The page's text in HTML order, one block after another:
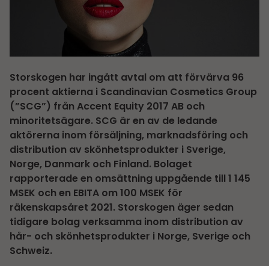
Storskogen har ingått avtal om att förvärva 96
procent aktierna i Scandinavian Cosmetics Group
(”SCG”) från Accent Equity 2017 AB och
minoritetsägare. SCG är en av de ledande
aktörerna inom försäljning, marknadsföring och
distribution av skönhetsprodukter i Sverige,
Norge, Danmark och Finland. Bolaget
rapporterade en omsättning uppgående till 1 145
MSEK och en EBITA om 100 MSEK för
räkenskapsåret 2021. Storskogen äger sedan
tidigare bolag verksamma inom distribution av
hår- och skönhetsprodukter i Norge, Sverige och
Schweiz.